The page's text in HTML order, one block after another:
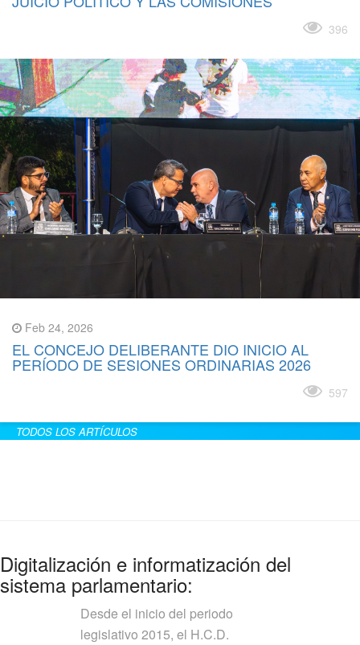
396
Feb 24, 2026
EL CONCEJO DELIBERANTE DIO INICIO AL
PERÍODO DE SESIONES ORDINARIAS 2026
597
TODOS LOS ARTÍCULOS
Digitalización e informatización del
sistema parlamentario:
Desde el inicio del periodo
legislativo 2015, el H.C.D.